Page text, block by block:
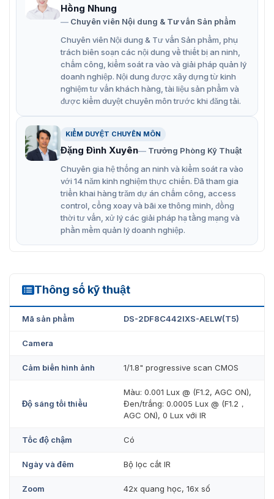
Chống nước và bụi (IP67) và chống phá hoại (IK10)
và chọn khuôn mặt đang chuyển động
1 cổng đầu vào âm thanh, 1 cổng đầu ra âm thanh
Khe cắm thẻ nhớ tích hợp, hỗ trợ thẻ nhớ
microSD/microSDHC/microSDXC, lên đến 256 GB
Hỗ trợ phát hiện xe (biển số xe, kiểu xe và nhận dạng
màu xe)
Hồng Nhung
Chuyên viên Nội dung & Tư vấn Sản phẩm
Chuyên viên Nội dung & Tư vấn Sản phẩm, phụ
trách biên soạn các nội dung về thiết bị an ninh,
chấm công, kiểm soát ra vào và giải pháp quản lý
doanh nghiệp. Nội dung được xây dựng từ kinh
nghiệm tư vấn khách hàng, tài liệu sản phẩm và
được kiểm duyệt chuyên môn trước khi đăng tải.
KIỂM DUYỆT CHUYÊN MÔN
Đặng Đình Xuyên
Trưởng Phòng Kỹ Thuật
Chuyên gia hệ thống an ninh và kiểm soát ra vào
với 14 năm kinh nghiệm thực chiến. Đã tham gia
triển khai hàng trăm dự án chấm công, access
control, cổng xoay và bãi xe thông minh, đồng
thời tư vấn, xử lý các giải pháp hạ tầng mạng và
phần mềm quản lý doanh nghiệp.
Thông số kỹ thuật
DS-2DF8C442IXS-AELW(T5)
Mã sản phẩm DS-2DF8C442IXS-AELW(T5)
Camera
Cảm biến hình ảnh 1/1.8" progressive scan CMOS
Độ sáng tối thiểu
Màu: 0.001 Lux @ (F1.2, AGC ON),
Đen/trắng: 0.0005 Lux @ (F1.2，
AGC ON), 0 Lux với IR
Tốc độ chậm Có
Ngày và đêm Bộ lọc cắt IR
Zoom 42x quang học, 16x số